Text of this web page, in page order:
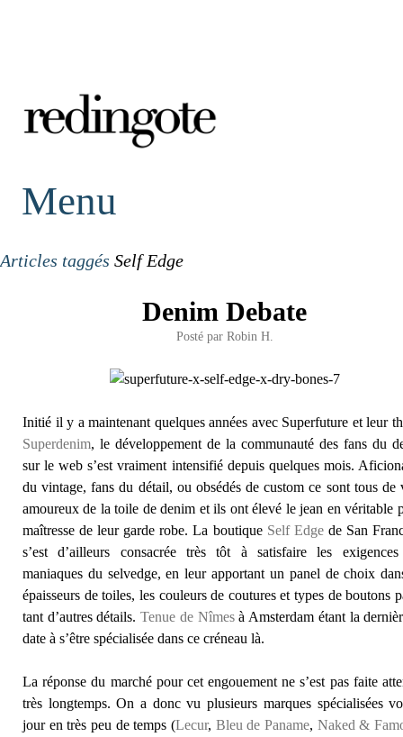
redingote.
Menu
Articles taggés Self Edge
Denim Debate
Posté par Robin H.
Initié il y a maintenant quelques années avec Superfuture et leur
Superdenim, le développement de la communauté des fans du
sur le web s’est vraiment intensifié depuis quelques mois.
du vintage, fans du détail, ou obsédés de custom ce sont tous de
amoureux de la toile de denim et ils ont élevé le jean en véritable
maîtresse de leur garde robe. La boutique Self Edge de San
s’est d’ailleurs consacrée très tôt à satisfaire les
maniaques du selvedge, en leur apportant un panel de choix
épaisseurs de toiles, les couleurs de coutures et types de boutons
tant d’autres détails.Tenue de Nîmesà Amsterdam étant la
date à s’être spécialisée dans ce créneau là.
La réponse du marché pour cet engouement ne s’est pas faite
très longtemps. On a donc vu plusieurs marques spécialisées
jour en très peu de temps (Lecur, Bleu de Paname, Naked &